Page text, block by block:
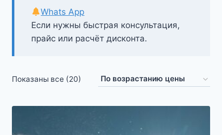
Если нужны быстрая консультация,
прайс или расчёт дисконта.
Whats App
Показаны все (20) Цены:
возрастанию